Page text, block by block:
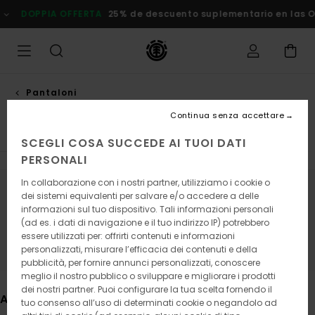
alla
selezione
griglie
25% de descuento suplementario en las Ofertas Risparmia
Pantaloni
Continua a seguirci, i prodotti che
cerchi presto saranno di nuovo
disponibili
Altri articoli che potrebbero piacerti
SCEGLI COSA SUCCEDE AI TUOI DATI
PERSONALI
In collaborazione con i nostri partner, utilizziamo i cookie o
dei sistemi equivalenti per salvare e/o accedere a delle
informazioni sul tuo dispositivo. Tali informazioni personali
(ad es. i dati di navigazione e il tuo indirizzo IP) potrebbero
essere utilizzati per: offrirti contenuti e informazioni
personalizzati, misurare l’efficacia dei contenuti e della
pubblicità, per fornire annunci personalizzati, conoscere
meglio il nostro pubblico o sviluppare e migliorare i prodotti
dei nostri partner. Puoi configurare la tua scelta fornendo il
tuo consenso all’uso di determinati cookie o negandolo ad
Continua senza accettare